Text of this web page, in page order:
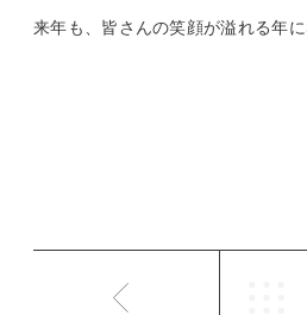
来年も、皆さんの笑顔が溢れる年